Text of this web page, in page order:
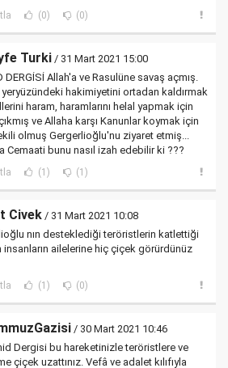
(0) (0)
Turki / 31 Mart 2021 15:00
DERGİSİ Allah'a ve Rasulüne savaş açmış.
yeryüzündeki hakimiyetini ortadan kaldırmak
haram, haramlarını helal yapmak için
ve Allaha karşı Kanunlar koymak için
olmuş Gergerlioğlu'nu ziyaret etmiş...
Cemaati bunu nasıl izah edebilir ki ???
(1) (1)
Civek / 31 Mart 2021 10:08
nın desteklediği teröristlerin katlettiği
insanların ailelerine hiç çiçek görürdünüz
(1) (0)
/ 30 Mart 2021 10:46
Dergisi bu hareketinizle teröristlere ve
çiçek uzattınız. Vefâ ve adalet kılıfıyla